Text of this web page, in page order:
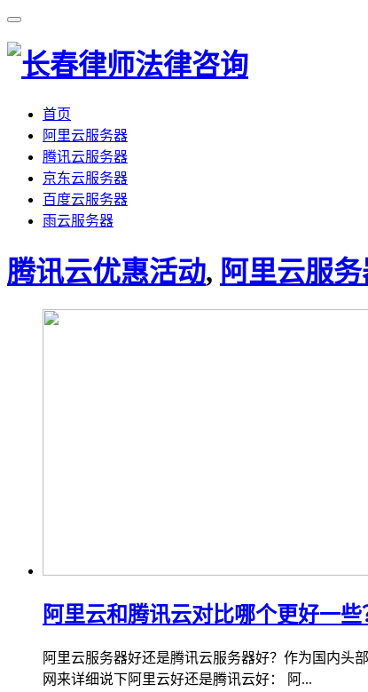
首页
阿里云服务器
腾讯云服务器
京东云服务器
百度云服务器
雨云服务器
腾讯云优惠活动, 阿里云服
阿里云和腾讯云对比哪个更好一些
阿里云服务器好还是腾讯云服务器好？作为国内头
网来详细说下阿里云好还是腾讯云好： 阿...